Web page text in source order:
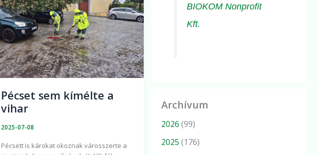
Pécset sem kímélte a
vihar
2025-07-08
Pécsett is károkat okoznak városszerte a
a
vihar
BIOKOM Nonprofit
Kft.
Archívum
2026 (99)
2025 (176)